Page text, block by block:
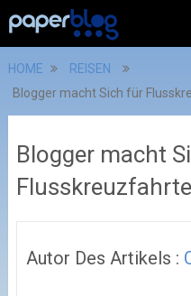
HOME
REISEN
Blogger macht Sich für
Blogger macht
Autor Des Artikels :